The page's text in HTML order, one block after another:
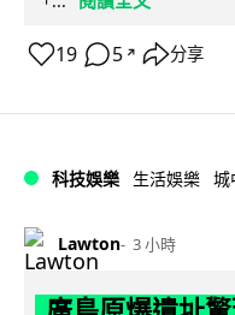
19 5 ↗ 分享
科技娛樂 生活娛樂 城
Lawton 3 小時